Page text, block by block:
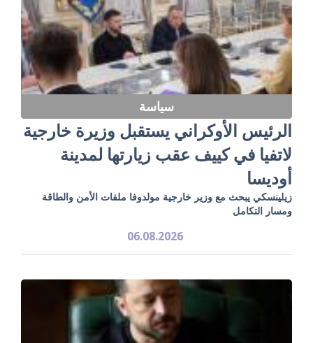
سياسة
الرئيس الأوكراني يستقبل وزيرة خارجية
لاتفيا في كييف عقب زيارتها لمدينة
أوديسا
زيلينسكي يبحث مع وزير خارجية مولدوفا ملفات الأمن والطاقة
ومسار التكامل
06.08.2026